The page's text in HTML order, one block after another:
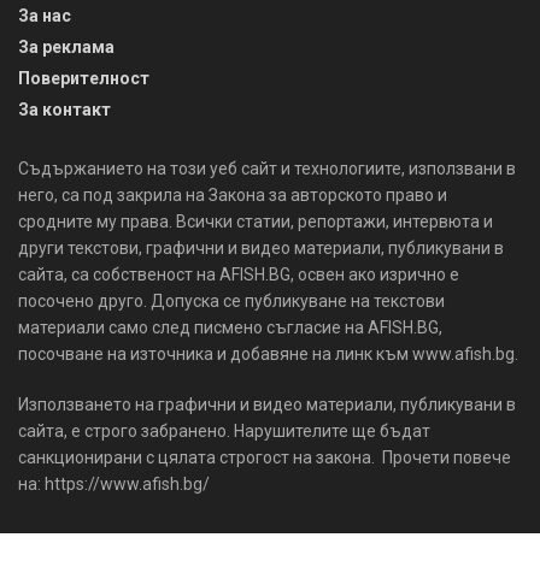
За нас
За реклама
Поверителност
За контакт
Съдържанието на този уеб сайт и технологиите, използвани в
него, са под закрила на Закона за авторското право и
сродните му права. Всички статии, репортажи, интервюта и
други текстови, графични и видео материали, публикувани в
сайта, са собственост на AFISH.BG, освен ако изрично е
посочено друго. Допуска се публикуване на текстови
материали само след писмено съгласие на AFISH.BG,
посочване на източника и добавяне на линк към www.afish.bg.
Използването на графични и видео материали, публикувани в
сайта, е строго забранено. Нарушителите ще бъдат
санкционирани с цялата строгост на закона. Прочети повече
на: https://www.afish.bg/